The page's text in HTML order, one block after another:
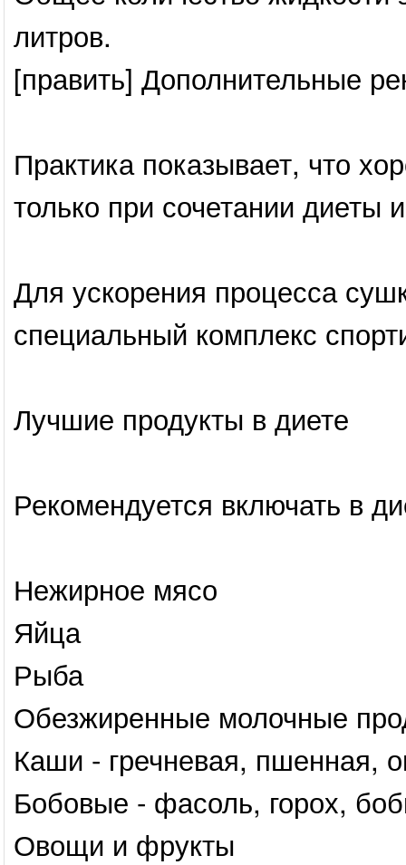
литров.
[править] Дополнительные
Практика показывает, что
только при сочетании диеты
Для ускорения процесса
специальный комплекс
Лучшие продукты в диете
Рекомендуется включать в
Нежирное мясо
Яйца
Рыба
Обезжиренные молочные
Каши - гречневая, пшенная,
Бобовые - фасоль, горох,
Овощи и фрукты